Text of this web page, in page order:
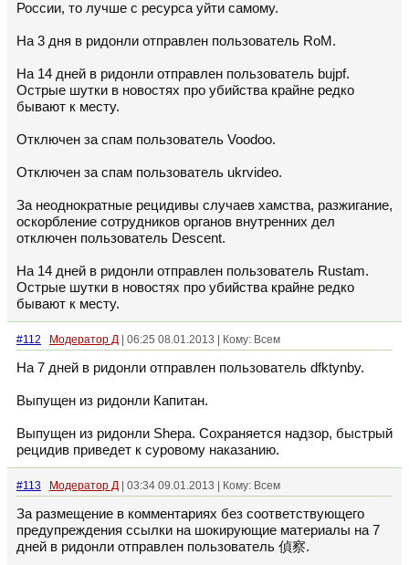
России, то лучше с ресурса уйти самому.
На 3 дня в ридонли отправлен пользователь RoM.
На 14 дней в ридонли отправлен пользователь bujpf.
Острые шутки в новостях про убийства крайне редко
бывают к месту.
Отключен за спам пользователь Voodoo.
Отключен за спам пользователь ukrvideo.
За неоднократные рецидивы случаев хамства, разжигание,
оскорбление сотрудников органов внутренних дел
отключен пользователь Descent.
На 14 дней в ридонли отправлен пользователь Rustam.
Острые шутки в новостях про убийства крайне редко
бывают к месту.
#112 Модератор Д | 06:25 08.01.2013 | Кому: Всем
На 7 дней в ридонли отправлен пользователь dfktynby.
Выпущен из ридонли Капитан.
Выпущен из ридонли Shepa. Сохраняется надзор, быстрый
рецидив приведет к суровому наказанию.
#113 Модератор Д | 03:34 09.01.2013 | Кому: Всем
За размещение в комментариях без соответствующего
предупреждения ссылки на шокирующие материалы на 7
дней в ридонли отправлен пользователь 偵察.